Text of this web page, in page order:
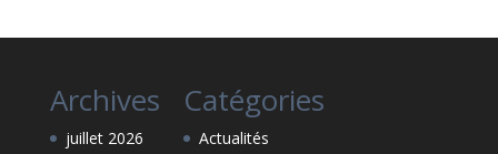
Archives
juillet 2026
Catégories
Actualités